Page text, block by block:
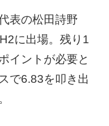
表の松田詩野
に出場。残り1
イントが必要と
で6.83を叩き出